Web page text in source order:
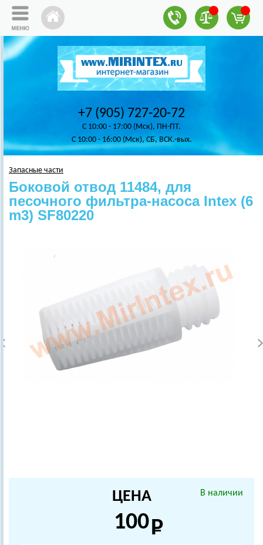
+7 (905) 727-20-72
C 10:00 - 17:00 (Мск), ПН-ПТ.
C 10:00 - 16:00 (Мск), СБ, ВСК.-вых.
Запасные части
Боковой отвод 11484, для
песочного фильтра-насоса Intex (6
m3) SF80220
В наличии
ЦЕНА
100